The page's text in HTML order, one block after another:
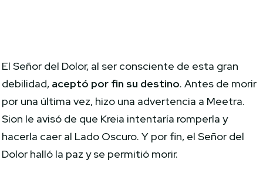
El Señor del Dolor, al ser consciente de esta gran
debilidad, aceptó por fin su destino. Antes de morir
por una última vez, hizo una advertencia a Meetra.
Sion le avisó de que Kreia intentaría romperla y
hacerla caer al Lado Oscuro. Y por fin, el Señor del
Dolor halló la paz y se permitió morir.